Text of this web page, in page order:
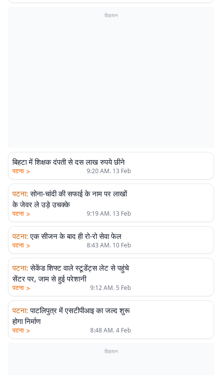
विज्ञापन
बिहटा में शिक्षक दंपती से दस लाख रुपये छीने
पटना > 9:20 AM. 13 Feb
पटना: सोना-चांदी की सफाई के नाम पर लाखों
के जेवर ले उड़े उचक्के
पटना > 9:19 AM. 13 Feb
पटना: एक सीजन के बाद ही रो-रो सेवा फेल
पटना > 8:43 AM. 10 Feb
पटना: सेकेंड शिफ्ट वाले स्टूडेंट्स लेट से पहुंचे
सेंटर पर, जाम से हुई परेशानी
पटना > 9:12 AM. 5 Feb
पटना: पाटलिपुत्र में एसटीपीआइ का जल्द शुरू
होगा निर्माण
पटना > 8:48 AM. 4 Feb
विज्ञापन